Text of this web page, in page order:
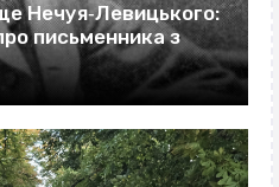
Нечуя‐Левицького:
письменника з